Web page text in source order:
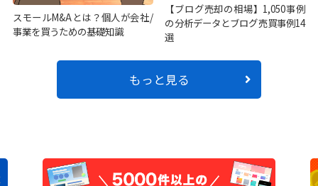
スモールM&Aとは？個人が会社/
事業を買うための基礎知識
【ブログ売却の相場】1,050事例
の分析データとブログ売買事例14
選
もっと見る